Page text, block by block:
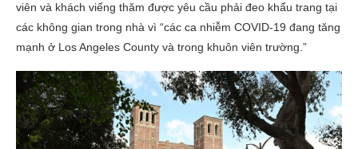
viên và khách viếng thăm được yêu cầu phải đeo khẩu trang tại
các không gian trong nhà vì “các ca nhiễm COVID-19 đang tăng
mạnh ở Los Angeles County và trong khuôn viên trường.”